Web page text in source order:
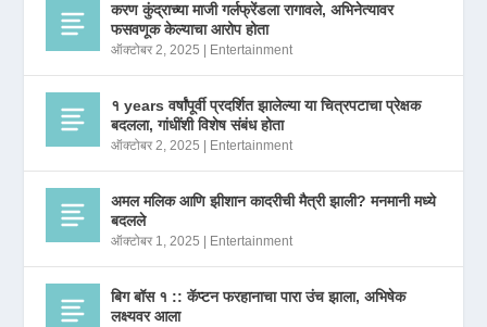
करण कुंद्राच्या माजी गर्लफ्रेंडला रागावले, अभिनेत्यावर
फसवणूक केल्याचा आरोप होता
ऑक्टोबर 2, 2025 Entertainment
१ years वर्षांपूर्वी प्रदर्शित झालेल्या या चित्रपटाचा प्रेक्षक
बदलला, गांधींशी विशेष संबंध होता
ऑक्टोबर 2, 2025 Entertainment
अमल मलिक आणि झीशान कादरीची मैत्री झाली? मनमानी मध्ये
बदलले
ऑक्टोबर 1, 2025 Entertainment
बिग बॉस १ :: कॅप्टन फरहानाचा पारा उंच झाला, अभिषेक
लक्ष्यवर आला